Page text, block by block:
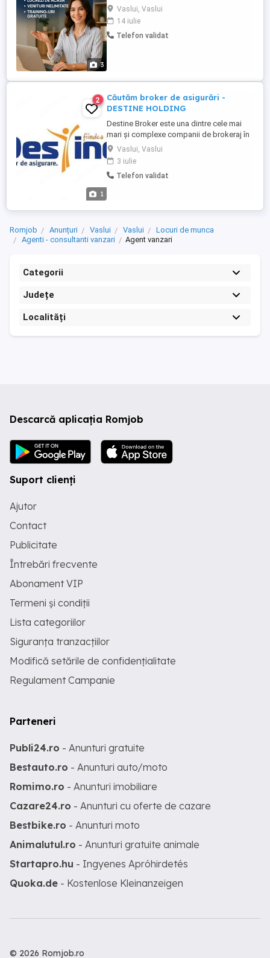
3
independentă, într-un domeniu stabil și
profitabil, unde veniturile pot fi nelimitate!
Devino consultant financiar poți emite
polițe de asigurare pentru tine, prieteni și
Vaslui, Vaslui
14 iulie
Telefon validat
1
2
Căutăm broker de asigurări -
DESTINE HOLDING
Destine Broker este una dintre cele mai
mari și complexe companii de brokeraj în
asigurări din România, cu o gamă variată
de produse și servicii pentru clienți. Ce îți
oferim? Job part-time, flexibil Lucrezi de
acasă sau de la birou Poți avea un alt job
Vaslui, Vaslui
3 iulie
Telefon validat
Romjob Anunțuri Vaslui Vaslui
Locuri de munca
Agenti - consultanti vanzari
Agent vanzari
Categorii
Județe
Localități
Descarcă aplicația Romjob
Suport clienți
Ajutor
Contact
Publicitate
Întrebări frecvente
Abonament VIP
Termeni și condiții
Lista categoriilor
Siguranța tranzacțiilor
Modifică setările de confidențialitate
Regulament Campanie
Parteneri
Publi24.ro - Anunturi gratuite
Bestauto.ro - Anunturi auto/moto
Romimo.ro - Anunturi imobiliare
Cazare24.ro - Anunturi cu oferte de cazare
Bestbike.ro - Anunturi moto
Animalutul.ro - Anunturi gratuite animale
Startapro.hu - Ingyenes Apróhirdetés
Quoka.de - Kostenlose Kleinanzeigen
© 2026 Romjob.ro